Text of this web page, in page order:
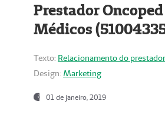
Prestador
Médicos
Texto: Relacionamento do prestador
Design: Marketing
01 de janeiro, 2019